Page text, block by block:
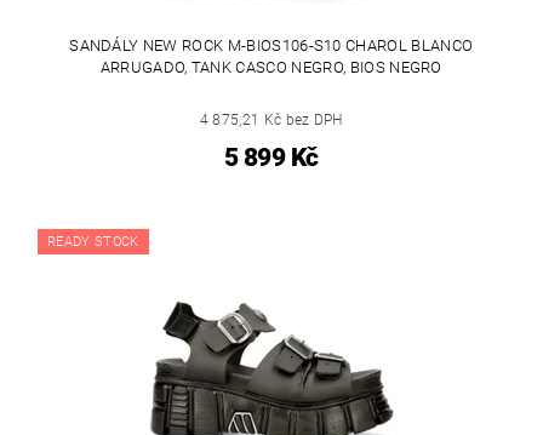
SANDÁLY NEW ROCK M-BIOS106-S10 CHAROL BLANCO
ARRUGADO, TANK CASCO NEGRO, BIOS NEGRO
4 875,21 Kč bez DPH
5 899 Kč
READY STOCK